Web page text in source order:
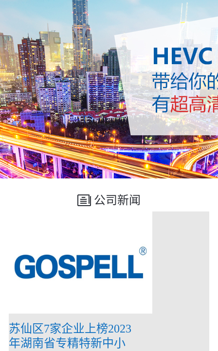
公司新闻
苏仙区7家企业上榜2023
年湖南省专精特新中小